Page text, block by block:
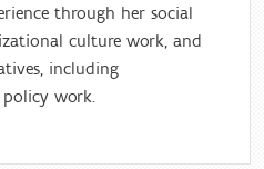
through her social
culture work, and
including
work.